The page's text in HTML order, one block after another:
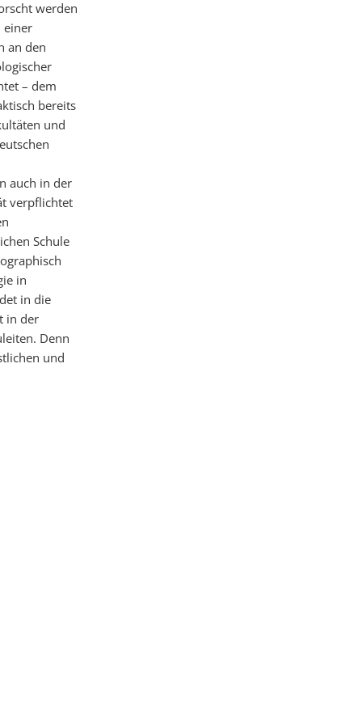
werden
einer
an den
– dem
bereits
und
auch in der
verpflichtet
Schule
in
in die
in der
Denn
und